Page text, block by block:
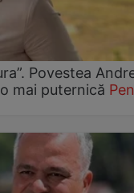
Povestea
mai puternică